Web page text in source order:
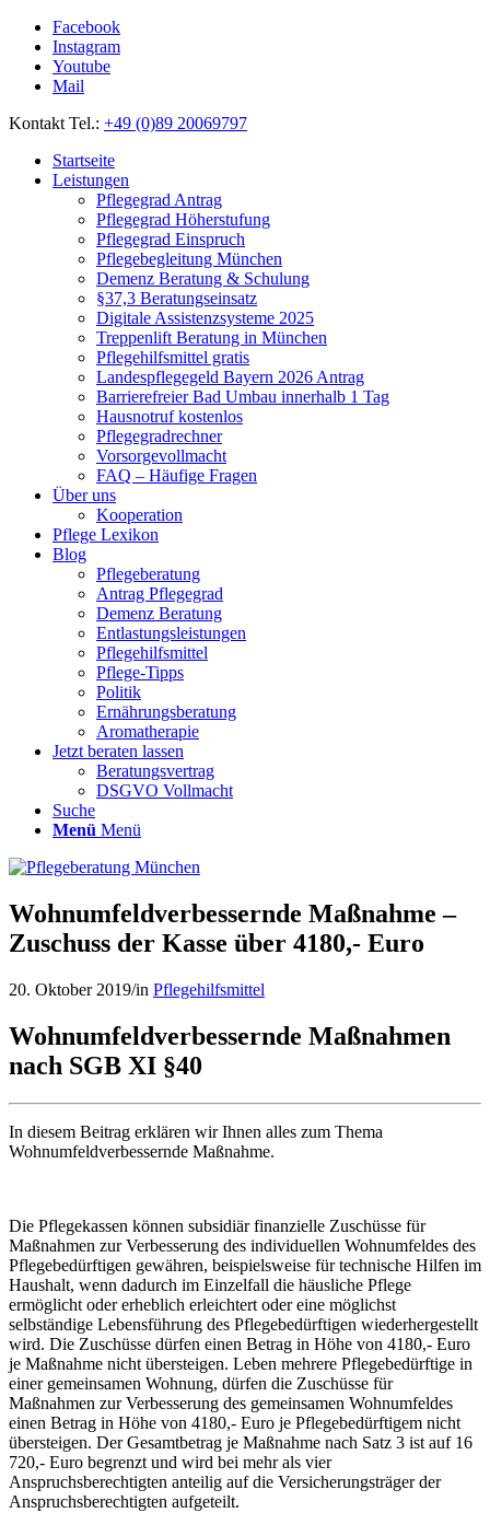
Facebook
Instagram
Youtube
Mail
Kontakt Tel.: +49 (0)89 20069797
Startseite
Leistungen
Pflegegrad Antrag
Pflegegrad Höherstufung
Pflegegrad Einspruch
Pflegebegleitung München
Demenz Beratung & Schulung
§37,3 Beratungseinsatz
Digitale Assistenzsysteme 2025
Treppenlift Beratung in München
Pflegehilfsmittel gratis
Landespflegegeld Bayern 2026 Antrag
Barrierefreier Bad Umbau innerhalb 1 Tag
Hausnotruf kostenlos
Pflegegradrechner
Vorsorgevollmacht
FAQ – Häufige Fragen
Über uns
Kooperation
Pflege Lexikon
Blog
Pflegeberatung
Antrag Pflegegrad
Demenz Beratung
Entlastungsleistungen
Pflegehilfsmittel
Pflege-Tipps
Politik
Ernährungsberatung
Aromatherapie
Jetzt beraten lassen
Beratungsvertrag
DSGVO Vollmacht
Suche
Menü Menü
Wohnumfeldverbessernde Maßnahme –
Zuschuss der Kasse über 4180,- Euro
20. Oktober 2019/in Pflegehilfsmittel
Wohnumfeldverbessernde Maßnahmen
nach SGB XI §40
In diesem Beitrag erklären wir Ihnen alles zum Thema
Wohnumfeldverbessernde Maßnahme.
Die Pflegekassen können subsidiär finanzielle Zuschüsse für
Maßnahmen zur Verbesserung des individuellen Wohnumfeldes des
Pflegebedürftigen gewähren, beispielsweise für technische Hilfen im
Haushalt, wenn dadurch im Einzelfall die häusliche Pflege
ermöglicht oder erheblich erleichtert oder eine möglichst
selbständige Lebensführung des Pflegebedürftigen wiederhergestellt
wird. Die Zuschüsse dürfen einen Betrag in Höhe von 4180,- Euro
je Maßnahme nicht übersteigen. Leben mehrere Pflegebedürftige in
einer gemeinsamen Wohnung, dürfen die Zuschüsse für
Maßnahmen zur Verbesserung des gemeinsamen Wohnumfeldes
einen Betrag in Höhe von 4180,- Euro je Pflegebedürftigem nicht
übersteigen. Der Gesamtbetrag je Maßnahme nach Satz 3 ist auf 16
720,- Euro begrenzt und wird bei mehr als vier
Anspruchsberechtigten anteilig auf die Versicherungsträger der
Anspruchsberechtigten aufgeteilt.